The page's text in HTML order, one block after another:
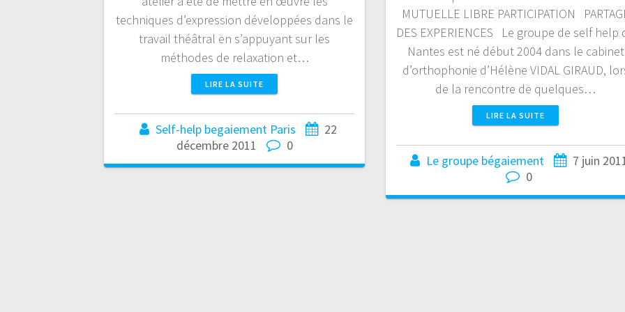
techniques d’expression développées dans le
travail théâtral en s’appuyant sur les
méthodes de relaxation et…
LIRE LA SUITE
Self-help begaiement Paris
22
décembre 2011
0
MUTUELLE LIBRE PARTICIPATION
DES EXPERIENCES Le groupe de self help
Nantes est né début 2004 dans le cabinet
d’orthophonie d’Hélène VIDAL GIRAUD,
de la rencontre de quelques…
LIRE LA SUITE
Le groupe bégaiement
7 juin
0